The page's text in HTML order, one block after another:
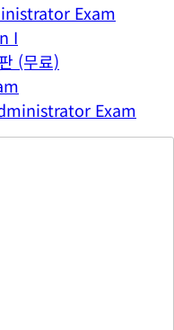
Exam
I
(무료)
Exam